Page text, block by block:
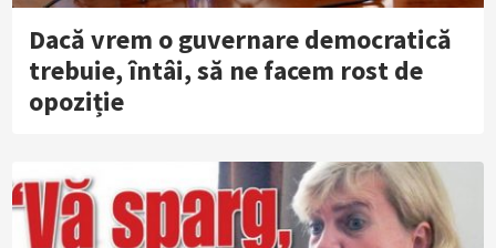
Dacă vrem o guvernare democratică
trebuie, întâi, să ne facem rost de
opoziție